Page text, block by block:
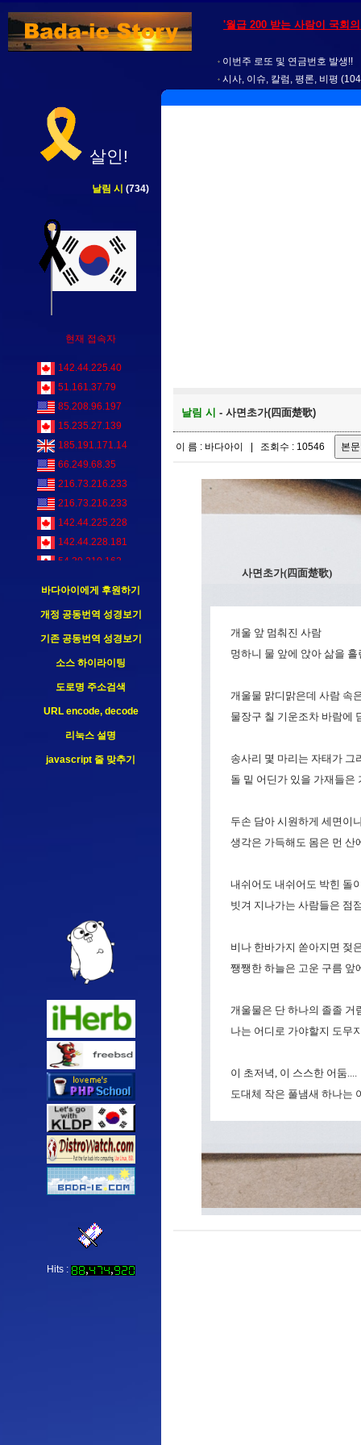
'월급 200 받는 사람이 국회
이번주 로또 및 연금번호 발생!!
시사, 이슈, 칼럼, 평론, 비평
살인!
날림 시 (734)
현재 접속자
142.44.225.40
51.161.37.79
85.208.96.197
15.235.27.139
185.191.171.14
66.249.68.35
216.73.216.233
216.73.216.233
142.44.225.228
142.44.228.181
54.39.210.162
바다아이에게 후원하기
개정 공동번역 성경보기
기존 공동번역 성경보기
소스 하이라이팅
도로명 주소검색
URL encode, decode
리눅스 설명
javascript 줄 맞추기
Hits :
날림 시 - 사면초가(四面楚歌)
이 름 : 바다아이 | 조회수 : 10546
사면초가(四面楚歌)
개울 앞 멈춰진 사람
멍하니 물 앞에 앉아 삶을 흘
개울물 맑디맑은데 사람 속
물장구 칠 기운조차 바람에
송사리 몇 마리는 자태가 그
돌 밑 어딘가 있을 가재들은
두손 담아 시원하게 세면이
생각은 가득해도 몸은 먼 산
내쉬어도 내쉬어도 박힌 돌
빗겨 지나가는 사람들은 점
비나 한바가지 쏟아지면 젖
쨍쨍한 하늘은 고운 구름 앞
개울물은 단 하나의 졸졸 거
나는 어디로 가야할지 도무
이 초저녁, 이 스스한 어둠....
도대체 작은 풀냄새 하나는